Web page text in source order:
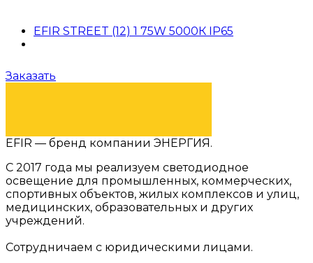
EFIR STREET (12) 1 75W 5000К IP65
Заказать
EFIR — бренд компании ЭНЕРГИЯ.
С 2017 года мы реализуем светодиодное
освещение для промышленных, коммерческих,
спортивных объектов, жилых комплексов и улиц,
медицинских, образовательных и других
учреждений.
Сотрудничаем с юридическими лицами.